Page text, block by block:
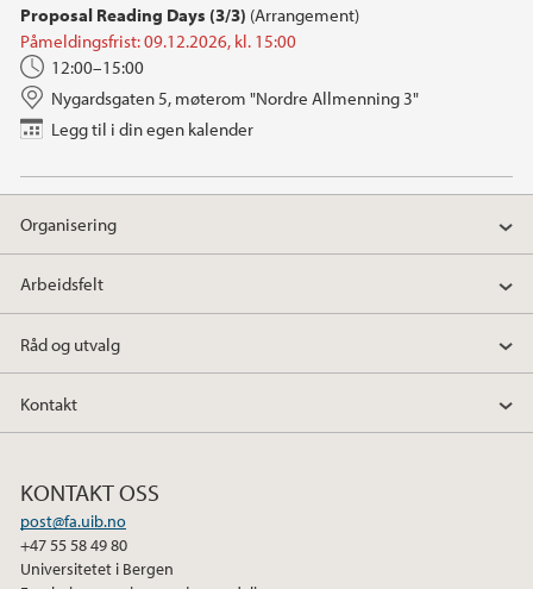
Proposal Reading Days (3/3) (Arrangement)
Påmeldingsfrist: 09.12.2026, kl. 15:00
12:00–15:00
Nygardsgaten 5, møterom "Nordre Allmenning 3"
Legg til i din egen kalender
Organisering
Arbeidsfelt
Råd og utvalg
Kontakt
KONTAKT OSS
post@fa.uib.no
+47 55 58 49 80
Universitetet i Bergen